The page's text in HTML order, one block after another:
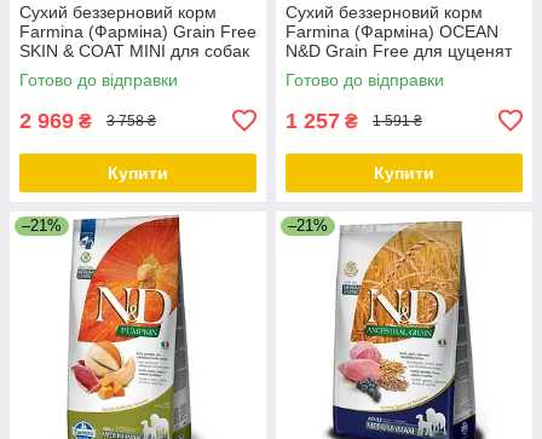
Сухий беззерновий корм
Farmina (Фарміна) Grain Free
SKIN & COAT MINI для собак
малих порід із чутливою
шкірою з оленіною 7 кг
Готово до відправки
2 969 ₴ 3 758 ₴
Купити
Сухий беззерновий корм
Farmina (Фарміна) OCEAN
N&D Grain Free для цуценят
малих порід з тріскою та
динею 2.5 кг
Готово до відправки
1 257 ₴ 1 591 ₴
Купити
–21% –21%